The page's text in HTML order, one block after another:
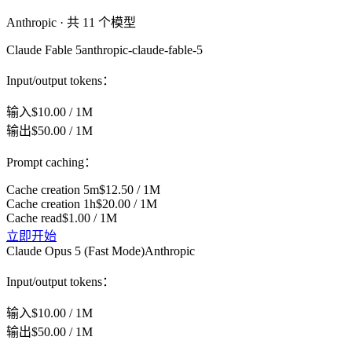
Anthropic · 共 11 个模型
Claude Fable 5anthropic-claude-fable-5
Input/output tokens：
输入$10.00 / 1M
输出$50.00 / 1M
Prompt caching：
Cache creation 5m$12.50 / 1M
Cache creation 1h$20.00 / 1M
Cache read$1.00 / 1M
立即开始
Claude Opus 5 (Fast Mode)Anthropic
Input/output tokens：
输入$10.00 / 1M
输出$50.00 / 1M